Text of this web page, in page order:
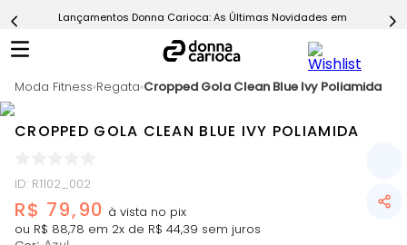
Lançamentos Donna Carioca: As Últimas Novidades em Moda
Moda Fitness Regata Cropped Gola Clean Blue Ivy Poliamida
CROPPED GOLA CLEAN BLUE IVY POLIAMIDA
ID: R1102_002
R$ 79,90
ou R$ 88,78 em 2x de R$ 44,39 sem juros
Calça
7º Conjunto
10ºChallenge Azul